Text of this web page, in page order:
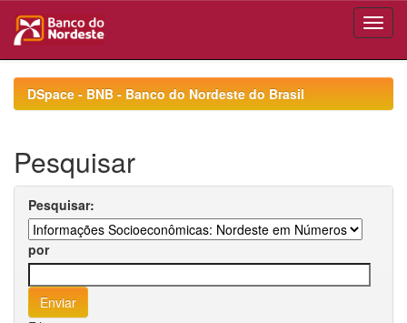
navigationDSpace - BNB - Banco do Nordeste do Brasil
Pesquisar
Pesquisar:
por